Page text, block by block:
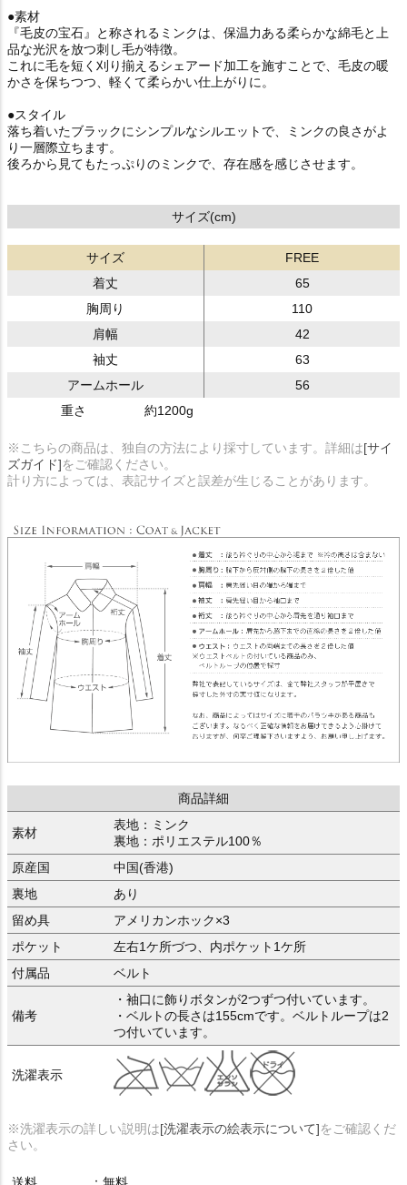
●素材
『毛皮の宝石』と称されるミンクは、保温力ある柔らかな綿毛と上
品な光沢を放つ刺し毛が特徴。
これに毛を短く刈り揃えるシェアード加工を施すことで、毛皮の暖
かさを保ちつつ、軽くて柔らかい仕上がりに。
●スタイル
落ち着いたブラックにシンプルなシルエットで、ミンクの良さがよ
り一層際立ちます。
後ろから見てもたっぷりのミンクで、存在感を感じさせます。
サイズ(cm)
サイズ
FREE
着丈
65
胸周り
110
肩幅
42
袖丈
63
アームホール
56
重さ
約1200g
※こちらの商品は、独自の方法により採寸しています。詳細は[サイ
ズガイド]をご確認ください。
計り方によっては、表記サイズと誤差が生じることがあります。
商品詳細
素材
表地：ミンク
裏地：ポリエステル100％
原産国
中国(香港)
裏地
あり
留め具
アメリカンホック×3
ポケット
左右1ケ所づつ、内ポケット1ケ所
付属品
ベルト
備考
・袖口に飾りボタンが2つずつ付いています。
・ベルトの長さは155cmです。ベルトループは2
つ付いています。
洗濯表示
※洗濯表示の詳しい説明は[洗濯表示の絵表示について]をご確認くだ
さい。
送料
：無料